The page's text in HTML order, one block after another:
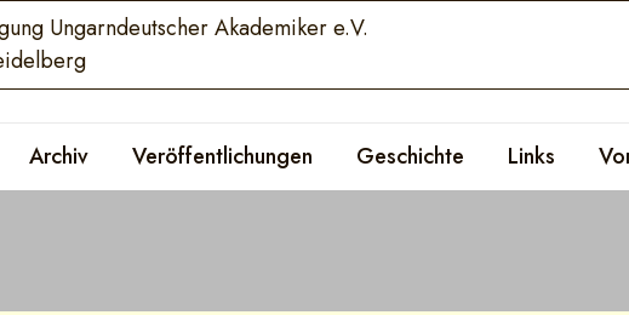
Ungarndeutscher Akademiker e.V.
Archiv Veröffentlichungen Geschichte Links